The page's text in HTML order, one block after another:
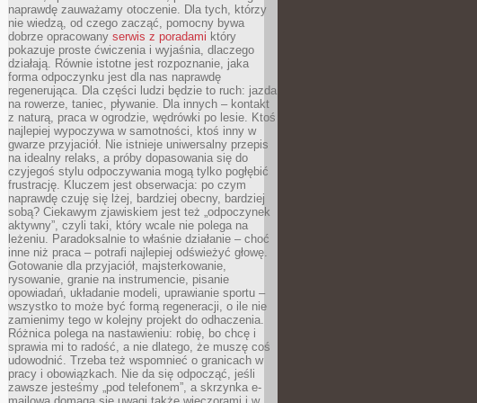
naprawdę zauważamy otoczenie. Dla tych, którzy
nie wiedzą, od czego zacząć, pomocny bywa
dobrze opracowany serwis z poradami który
pokazuje proste ćwiczenia i wyjaśnia, dlaczego
działają. Równie istotne jest rozpoznanie, jaka
forma odpoczynku jest dla nas naprawdę
regenerująca. Dla części ludzi będzie to ruch: jazda
na rowerze, taniec, pływanie. Dla innych – kontakt
z naturą, praca w ogrodzie, wędrówki po lesie. Ktoś
najlepiej wypoczywa w samotności, ktoś inny w
gwarze przyjaciół. Nie istnieje uniwersalny przepis
na idealny relaks, a próby dopasowania się do
czyjegoś stylu odpoczywania mogą tylko pogłębić
frustrację. Kluczem jest obserwacja: po czym
naprawdę czuję się lżej, bardziej obecny, bardziej
sobą? Ciekawym zjawiskiem jest też „odpoczynek
aktywny”, czyli taki, który wcale nie polega na
leżeniu. Paradoksalnie to właśnie działanie – choć
inne niż praca – potrafi najlepiej odświeżyć głowę.
Gotowanie dla przyjaciół, majsterkowanie,
rysowanie, granie na instrumencie, pisanie
opowiadań, układanie modeli, uprawianie sportu –
wszystko to może być formą regeneracji, o ile nie
zamienimy tego w kolejny projekt do odhaczenia.
Różnica polega na nastawieniu: robię, bo chcę i
sprawia mi to radość, a nie dlatego, że muszę coś
udowodnić. Trzeba też wspomnieć o granicach w
pracy i obowiązkach. Nie da się odpocząć, jeśli
zawsze jesteśmy „pod telefonem”, a skrzynka e-